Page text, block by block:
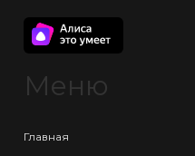
Меню
Главная